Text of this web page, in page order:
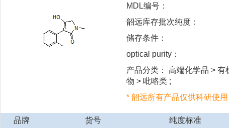
MDL编号：
韶远库存批次纯度：
储存条件：
optical purity：
产品分类： 高端化学品 >
物 > 吡咯类 ;
* 韶远所有产品仅供科研使用
品牌 货号 纯度标准